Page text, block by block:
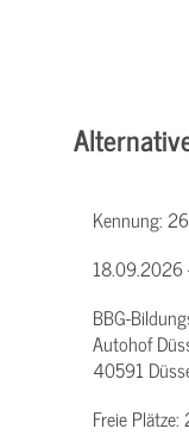
Kennung:
18.09.2026
BBG-
Autohof
40591
Freie Plätze: